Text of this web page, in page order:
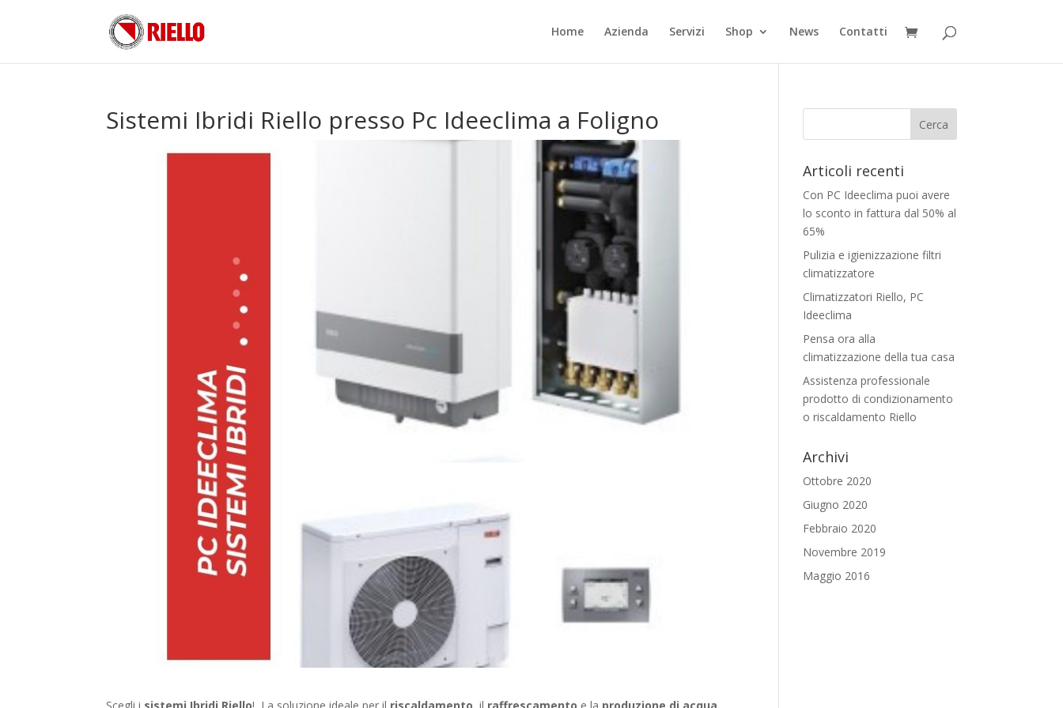
Home Azienda Servizi Shop News Contatti
Sistemi Ibridi Riello presso Pc Ideeclima a Foligno
Articoli recenti
Con PC Ideeclima puoi avere
lo sconto in fattura dal 50% al
65%
Pulizia e igienizzazione filtri
climatizzatore
Climatizzatori Riello, PC
Ideeclima
Pensa ora alla
climatizzazione della tua casa
Assistenza professionale
prodotto di condizionamento
o riscaldamento Riello
Archivi
Ottobre 2020
Giugno 2020
Febbraio 2020
Novembre 2019
Maggio 2016